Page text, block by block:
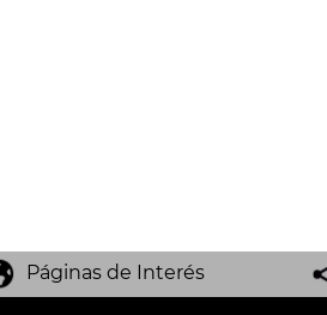
Páginas de Interés